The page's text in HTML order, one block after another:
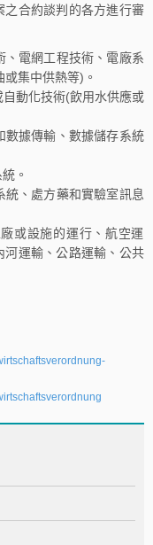
合約談判的各方進行審
、電網工程技術、電廠系
集中供熱等)。
動化技術(飲用水供應或
數據傳輸、數據儲存系統
。
統、處方藥和實驗室訊息
或設施的運行、航空運
運輸、公路運輸、公共